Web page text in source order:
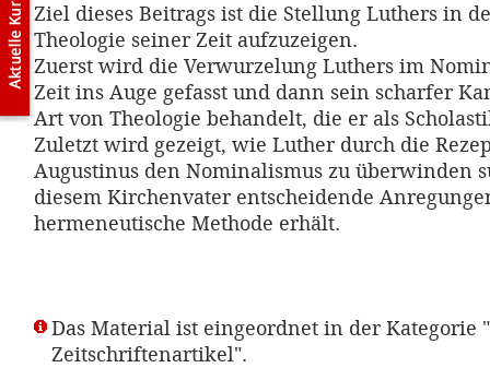
Ziel dieses Beitrags ist die Stellung Luthers in
Theologie seiner Zeit aufzuzeigen.
Zuerst wird die Verwurzelung Luthers im
Zeit ins Auge gefasst und dann sein scharfer
Art von Theologie behandelt, die er als
Zuletzt wird gezeigt, wie Luther durch die
Augustinus den Nominalismus zu überwinden
diesem Kirchenvater entscheidende
hermeneutische Methode erhält.
Das Material ist eingeordnet in der Kategorie
Zeitschriftenartikel".